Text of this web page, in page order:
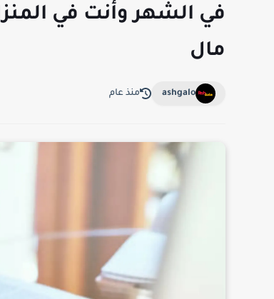
في الشهر وأنت في
مال
ashgalo منذ عام